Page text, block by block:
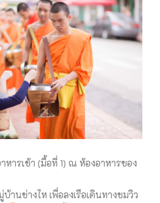
หารเช้า (มื้อที่ 1) ณ ห้องอาหารของ
านช่างไห เพื่อลงเรือเดินทางชมวิว